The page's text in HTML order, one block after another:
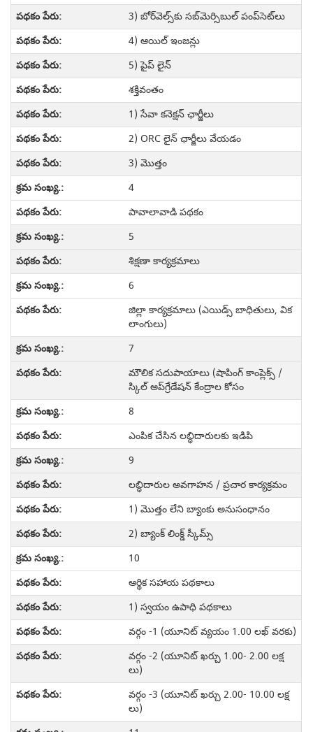
3) బోర్‌వెల్స్‌కు సబ్‌మెర్సిబుల్ పంప్‌సెట్‌లు
4) ఆయిల్ ఇంజన్లు
5) పైప్ లైన్
శక్తివంతం
1) సేవా కనెక్షన్ ఛార్జీలు
2) ORC లైన్ ఛార్జీలు వేయడం
3) మొత్తం
4
పావాలావాడి పథకం
5
శిక్షణా కార్యక్రమాలు
6
జిల్లా కార్యక్రమాలు (ఎయిడ్స్ బాధితులు, విక
లాంగులు)
7
మౌలిక సదుపాయాలు (షాపింగ్ కాంప్లెక్స్ /
స్కిల్ అప్‌గ్రేడేషన్ కేంద్రాల కోసం
8
ఎంపిక చేసిన లబ్ధిదారులకు ఇడిపి
9
లబ్ధిదారుల అవగాహన / ప్రచార కార్యక్రమం
1) మొత్తం లేని బ్యాంకు అనుసంధానం
2) బ్యాంక్ లింక్డ్ స్కీమ్స్
10
ఆర్థిక సహాయ పథకాలు
1) స్వయం ఉపాధి పథకాలు
వర్గం -1 (యూనిట్ వ్యయం 1.00 లఖ్ వరకు)
వర్గం -2 (యూనిట్ ఖర్చు 1.00- 2.00 లక్ష
లు)
వర్గం -3 (యూనిట్ ఖర్చు 2.00- 10.00 లక్ష
లు)